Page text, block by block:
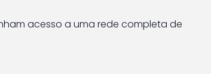
acesso a uma rede completa de